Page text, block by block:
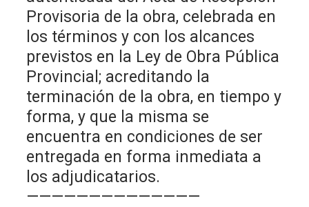
Provisoria de la obra, celebrada en
los términos y con los alcances
previstos en la Ley de Obra Pública
Provincial; acreditando la
terminación de la obra, en tiempo y
forma, y que la misma se
encuentra en condiciones de ser
entregada en forma inmediata a
los adjudicatarios.
——————————————